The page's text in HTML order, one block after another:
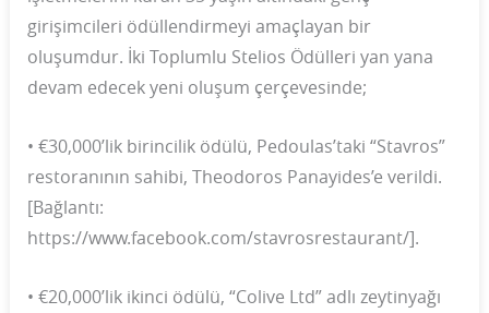
girişimcileri ödüllendirmeyi amaçlayan bir
oluşumdur. İki Toplumlu Stelios Ödülleri yan yana
devam edecek yeni oluşum çerçevesinde;
• €30,000’lik birincilik ödülü, Pedoulas’taki “Stavros”
restoranının sahibi, Theodoros Panayides’e verildi.
[Bağlantı:
https://www.facebook.com/stavrosrestaurant/].
• €20,000’lik ikinci ödülü, “Colive Ltd” adlı zeytinyağı